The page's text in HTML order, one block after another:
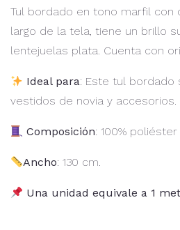
Tul bordado en tono marfil con
largo de la tela, tiene un brillo
lentejuelas plata. Cuenta con
Ideal para: Este tul
vestidos de novia y accesorios.
Composición: 100% poliéster
Ancho: 130 cm.
Una unidad equivale a 1